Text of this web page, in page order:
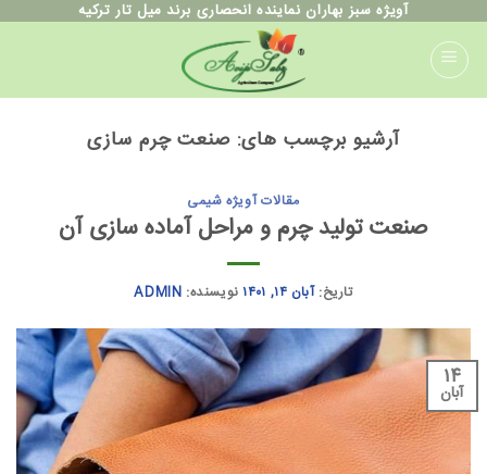
به
محتوا
بروید
آویژه سبز بهاران نماینده انحصاری برند میل تار ترکیه
آرشیو برچسب های:صنعت چرم سازی
مقالات آویژه شیمی
صنعت تولید چرم و مراحل آماده سازی آن
تاریخ:آبان ۱۴, ۱۴۰۱ نویسنده: ADMIN
۱۴
آبان